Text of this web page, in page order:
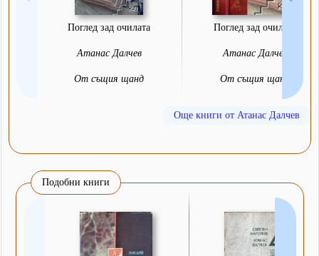
Поглед зад очилата
Атанас Далчев
От същия щанд
Поглед зад очилата
Атанас Далчев
От същия щанд
Още книги от Атанас Далчев
Подобни книги